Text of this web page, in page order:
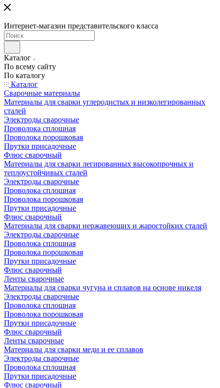
Интернет-магазин представительского класса
Каталог
По всему сайту
По каталогу
Каталог
Сварочные материалы
Материалы для сварки углеродистых и низколегированных
сталей
Электроды сварочные
Проволока сплошная
Проволока порошковая
Прутки присадочные
Флюс сварочный
Материалы для сварки легированных высокопрочных и
теплоустойчивых сталей
Электроды сварочные
Проволока сплошная
Проволока порошковая
Прутки присадочные
Флюс сварочный
Материалы для сварки нержавеющих и жаростойких сталей
Электроды сварочные
Проволока сплошная
Проволока порошковая
Прутки присадочные
Флюс сварочный
Ленты сварочные
Материалы для сварки чугуна и сплавов на основе никеля
Электроды сварочные
Проволока сплошная
Проволока порошковая
Прутки присадочные
Флюс сварочный
Ленты сварочные
Материалы для сварки меди и ее сплавов
Электроды сварочные
Проволока сплошная
Прутки присадочные
Флюс сварочный